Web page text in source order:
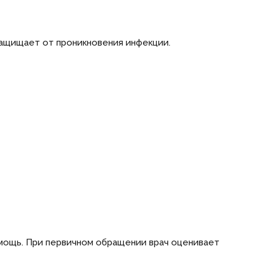
от проникновения инфекции.
При первичном обращении врач оценивает